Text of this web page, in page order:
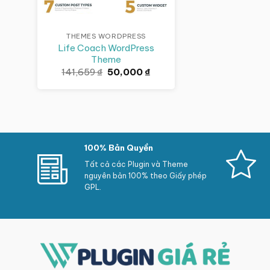
THEMES WORDPRESS
Life Coach WordPress
Theme
141,659₫ Giá
50,000 ₫Giá
100% Bản Quyền
Tất cả các Plugin và Theme
nguyên bản 100% theo Giấy phép
GPL.